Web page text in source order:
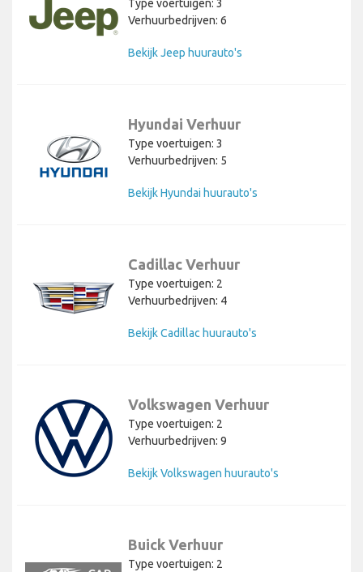
Type voertuigen: 3
Verhuurbedrijven: 6
Bekijk Jeep huurauto's
Hyundai Verhuur
Type voertuigen: 3
Verhuurbedrijven: 5
Bekijk Hyundai huurauto's
Cadillac Verhuur
Type voertuigen: 2
Verhuurbedrijven: 4
Bekijk Cadillac huurauto's
Volkswagen Verhuur
Type voertuigen: 2
Verhuurbedrijven: 9
Bekijk Volkswagen huurauto's
Buick Verhuur
Type voertuigen: 2